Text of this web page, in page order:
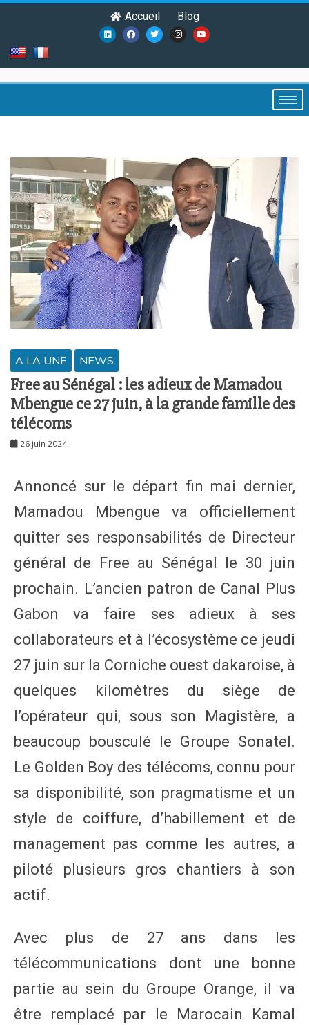
Accueil Blog
A LA UNE NEWS
Free au Sénégal : les adieux de Mamadou
Mbengue ce 27 juin, à la grande famille des
télécoms
26 juin 2024
Annoncé sur le départ fin mai dernier,
Mamadou Mbengue va officiellement
quitter ses responsabilités de Directeur
général de Free au Sénégal le 30 juin
prochain. L’ancien patron de Canal Plus
Gabon va faire ses adieux à ses
collaborateurs et à l’écosystème ce jeudi
27 juin sur la Corniche ouest dakaroise, à
quelques kilomètres du siège de
l’opérateur qui, sous son Magistère, a
beaucoup bousculé le Groupe Sonatel.
Le Golden Boy des télécoms, connu pour
sa disponibilité, son pragmatisme et un
style de coiffure, d’habillement et de
management pas comme les autres, a
piloté plusieurs gros chantiers à son
actif.
Avec plus de 27 ans dans les
télécommunications dont une bonne
partie au sein du Groupe Orange, il va
être remplacé par le Marocain Kamal